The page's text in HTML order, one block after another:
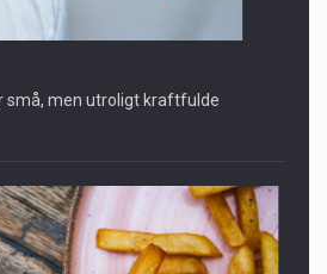
små, men utroligt kraftfulde